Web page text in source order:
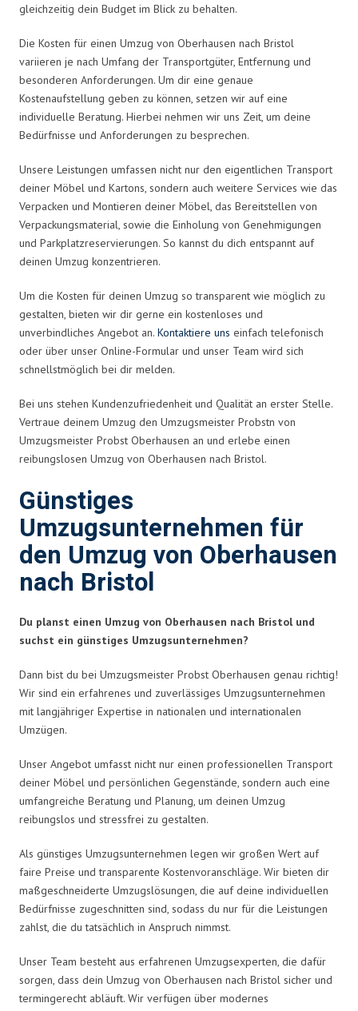
gleichzeitig dein Budget im Blick zu behalten.
Die Kosten für einen Umzug von Oberhausen nach Bristol
variieren je nach Umfang der Transportgüter, Entfernung und
besonderen Anforderungen. Um dir eine genaue
Kostenaufstellung geben zu können, setzen wir auf eine
individuelle Beratung. Hierbei nehmen wir uns Zeit, um deine
Bedürfnisse und Anforderungen zu besprechen.
Unsere Leistungen umfassen nicht nur den eigentlichen Transport
deiner Möbel und Kartons, sondern auch weitere Services wie das
Verpacken und Montieren deiner Möbel, das Bereitstellen von
Verpackungsmaterial, sowie die Einholung von Genehmigungen
und Parkplatzreservierungen. So kannst du dich entspannt auf
deinen Umzug konzentrieren.
Um die Kosten für deinen Umzug so transparent wie möglich zu
gestalten, bieten wir dir gerne ein kostenloses und
unverbindliches Angebot an. Kontaktiere uns einfach telefonisch
oder über unser Online-Formular und unser Team wird sich
schnellstmöglich bei dir melden.
Bei uns stehen Kundenzufriedenheit und Qualität an erster Stelle.
Vertraue deinem Umzug den Umzugsmeister Probstn von
Umzugsmeister Probst Oberhausen an und erlebe einen
reibungslosen Umzug von Oberhausen nach Bristol.
Günstiges
Umzugsunternehmen für
den Umzug von Oberhausen
nach Bristol
Du planst einen Umzug von Oberhausen nach Bristol und
suchst ein günstiges Umzugsunternehmen?
Dann bist du bei Umzugsmeister Probst Oberhausen genau richtig!
Wir sind ein erfahrenes und zuverlässiges Umzugsunternehmen
mit langjähriger Expertise in nationalen und internationalen
Umzügen.
Unser Angebot umfasst nicht nur einen professionellen Transport
deiner Möbel und persönlichen Gegenstände, sondern auch eine
umfangreiche Beratung und Planung, um deinen Umzug
reibungslos und stressfrei zu gestalten.
Als günstiges Umzugsunternehmen legen wir großen Wert auf
faire Preise und transparente Kostenvoranschläge. Wir bieten dir
maßgeschneiderte Umzugslösungen, die auf deine individuellen
Bedürfnisse zugeschnitten sind, sodass du nur für die Leistungen
zahlst, die du tatsächlich in Anspruch nimmst.
Unser Team besteht aus erfahrenen Umzugsexperten, die dafür
sorgen, dass dein Umzug von Oberhausen nach Bristol sicher und
termingerecht abläuft. Wir verfügen über modernes